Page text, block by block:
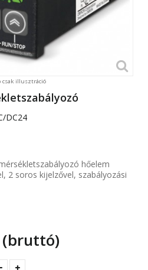
csak illusztráció
DC24
hőelem
2 soros kijelzővel, szabályozási
(bruttó)